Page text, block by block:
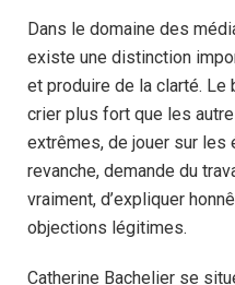
Dans le domaine des
existe une distinction
et produire de la clarté. Le
crier plus fort que les
extrêmes, de jouer sur les
revanche, demande du
vraiment, d’expliquer
objections légitimes.
Catherine Bachelier se